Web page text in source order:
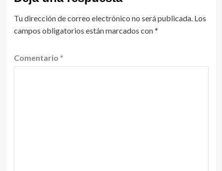
Tu dirección de correo electrónico no será publicada. Los
campos obligatorios están marcados con*
Comentario *